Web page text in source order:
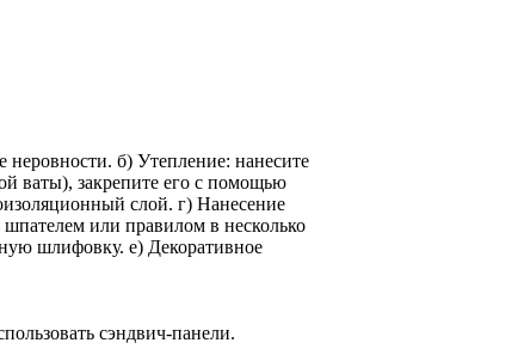
неровности. б) Утепление: нанесите
ваты), закрепите его с помощью
слой. г) Нанесение
шпателем или правилом в несколько
шлифовку. е) Декоративное
сэндвич-панели.